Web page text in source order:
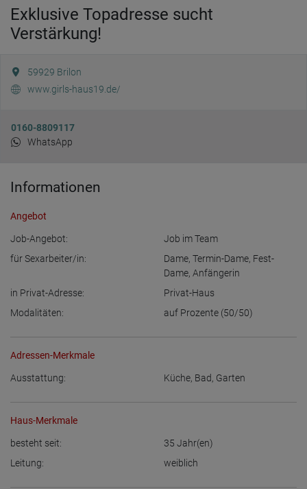
Exklusive Topadresse sucht
Verstärkung!
59929 Brilon
www.girls-haus19.de/
0160-8809117
WhatsApp
Informationen
Angebot
Job-Angebot:
Job im Team
für Sexarbeiter/in:
Dame, Termin-Dame, Fest-
Dame, Anfängerin
in Privat-Adresse:
Privat-Haus
Modalitäten:
auf Prozente (50/50)
Adressen-Merkmale
Ausstattung: Küche, Bad, Garten
Haus-Merkmale
besteht seit: 35 Jahr(en)
Leitung:
weiblich